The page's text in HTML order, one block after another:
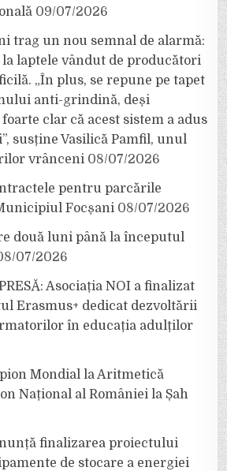
09/07/2026
trag un nou semnal de alarmă:
laptele vândut de producători
„În plus, se repune pe tapet
anti-grindină, deși
clar că acest sistem a adus
susține Vasilică Pamfil, unul
vrânceni 08/07/2026
pentru parcările
Focșani 08/07/2026
două luni până la începutul
07/2026
Asociația NOI a finalizat
Erasmus+ dedicat dezvoltării
în educația adulților
Mondial la Aritmetică
Național al României la Șah
finalizarea proiectului
de stocare a energiei